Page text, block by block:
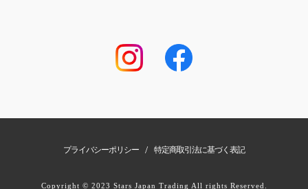
プライバシーポリシー / 特定商取引法に基づく表記
Copyright © 2023 Stars Japan Trading All rights Reserved.